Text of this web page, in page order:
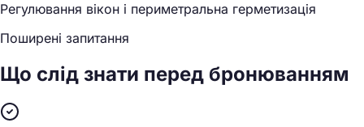
Регулювання вікон і периметральна герметизація
Поширені запитання
Що слід знати перед бронюванням